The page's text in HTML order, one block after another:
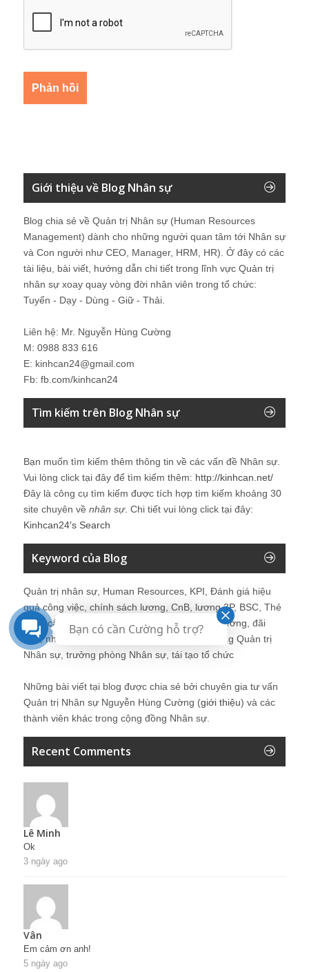
Giới thiệu về Blog Nhân sự
Blog chia sẻ về Quản trị Nhân sự (Human Resources
Management) dành cho những người quan tâm tới Nhân sự
và Con người như CEO, Manager, HRM, HR). Ở đây có các
tài liệu, bài viết, hướng dẫn chi tiết trong lĩnh vực Quản trị
nhân sự xoay quay vòng đời nhân viên trong tổ chức:
Tuyển - Dạy - Dùng - Giữ - Thải.
Liên hệ: Mr. Nguyễn Hùng Cường
M: 0988 833 616
E: kinhcan24@gmail.com
Fb: fb.com/kinhcan24
Tìm kiếm trên Blog Nhân sự
Bạn muốn tìm kiếm thêm thông tin về các vấn đề Nhân sự
Vui lòng click tại đây để tìm kiếm thêm: http://kinhcan.net/
Đây là công cụ tìm kiếm được tích hợp tìm kiếm khoảng 30
site chuyên về nhân sự. Chi tiết vui lòng click tại đây:
Kinhcan24′s Search
Keyword của Blog
Quản trị nhân sự, Human Resources, KPI, Đánh giá hiệu
quả công việc, chính sách lương, CnB, lương 3P, BSC, Thẻ
điểm cân bằng, tuyển dụng, đào tạo, lương thưởng, đãi
ngộ, nhân sự, tổ chức, cơ cấu tổ chức, hệ thống Quản trị
Nhân sự, trưởng phòng Nhân sự, tái tạo tổ chức
Những bài viết tại blog được chia sẻ bởi chuyên gia tư vấn
Quản trị Nhân sự Nguyễn Hùng Cường (giới thiệu) và các
thành viên khác trong cộng đồng Nhân sự.
Recent Comments
Lê Minh
Ok
3 ngày ago
Vân
Em cảm ơn anh!
5 ngày ago
Bạn có cần Cường hỗ trợ?